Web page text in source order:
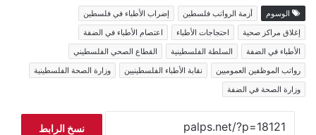
الوسوم أزمة الرواتب فلسطين
إضراب الأطباء في فلسطين
إغلاق مراكز صحية
احتجاجات الأطباء
اعتصام الأطباء في الضفة
الأطباء في الضفة
السلطة الفلسطينية
القطاع الصحي الفلسطيني
رواتب الموظفين العموميين
نقابة الأطباء الفلسطينيين
وزارة الصحة الفلسطينية
وزارة الصحة في الضفة
نسخ الرابط